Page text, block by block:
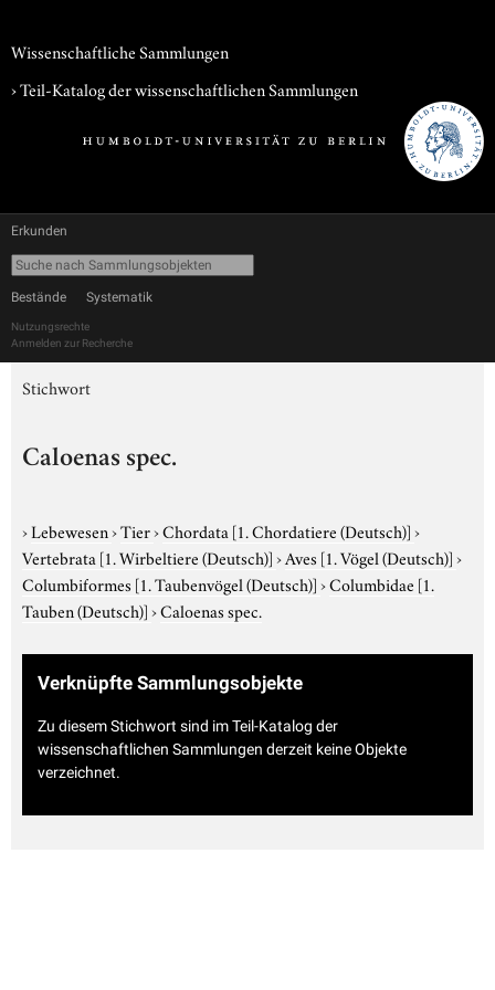
Wissenschaftliche Sammlungen
› Teil-Katalog der wissenschaftlichen Sammlungen
Erkunden
Bestände Systematik
Nutzungsrechte
Anmelden zur Recherche
Stichwort
Caloenas spec.
›Lebewesen›Tier›Chordata [1. Chordatiere (Deutsch)]›
Vertebrata [1. Wirbeltiere (Deutsch)]›Aves [1. Vögel (Deutsch)]›
Columbiformes [1. Taubenvögel (Deutsch)]›Columbidae [1.
Tauben (Deutsch)]›Caloenas spec.
Verknüpfte Sammlungsobjekte
Zu diesem Stichwort sind im Teil-Katalog der
wissenschaftlichen Sammlungen derzeit keine Objekte
verzeichnet.